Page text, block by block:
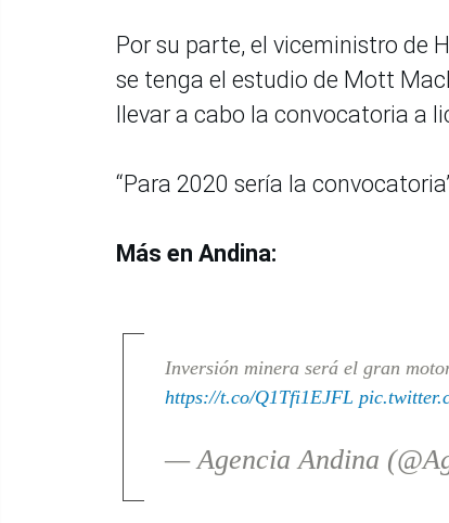
Por su parte, el viceministro de
se tenga el estudio de Mott
llevar a cabo la convocatoria a
“Para 2020 sería la
Más en Andina:
Inversión minera será el gran
https://t.co/Q1Tfi1EJFL
— Agencia Andina